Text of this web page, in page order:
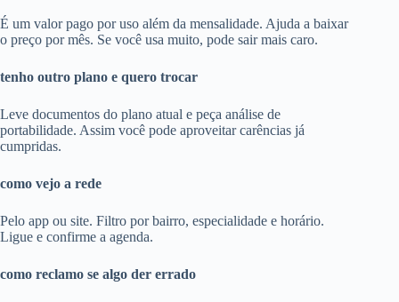
É um valor pago por uso além da mensalidade. Ajuda a baixar
o preço por mês. Se você usa muito, pode sair mais caro.
tenho outro plano e quero trocar
Leve documentos do plano atual e peça análise de
portabilidade. Assim você pode aproveitar carências já
cumpridas.
como vejo a rede
Pelo app ou site. Filtro por bairro, especialidade e horário.
Ligue e confirme a agenda.
como reclamo se algo der errado